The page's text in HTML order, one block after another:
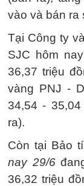
vào và bán ra
Tại Công ty
SJC hôm
36,37 triệu
vàng PNJ -
34,54 -
ra).
Còn tại Bảo
nay 29/6
36,32 triệu